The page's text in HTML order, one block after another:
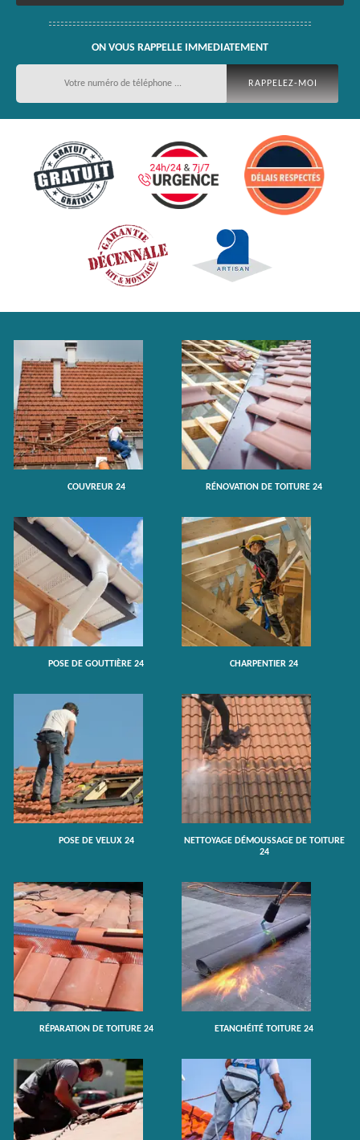
ON VOUS RAPPELLE IMMEDIATEMENT
COUVREUR 24 RÉNOVATION DE TOITURE 24
POSE DE GOUTTIÈRE 24 CHARPENTIER 24
POSE DE VELUX 24
NETTOYAGE DÉMOUSSAGE DE TOITURE
24
RÉPARATION DE TOITURE 24 ETANCHÉITÉ TOITURE 24